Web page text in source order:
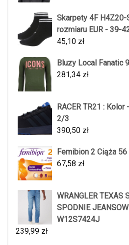
Skarpety 4F
rozmiaru EUR - 39-
45,10 zł
Bluzy Local Fanatic
281,34 zł
RACER TR21 :
2/3
390,50 zł
Femibion 2 Ciąża
67,58 zł
WRANGLER TEXAS
SPODNIE
W12S7424J
239,99 zł